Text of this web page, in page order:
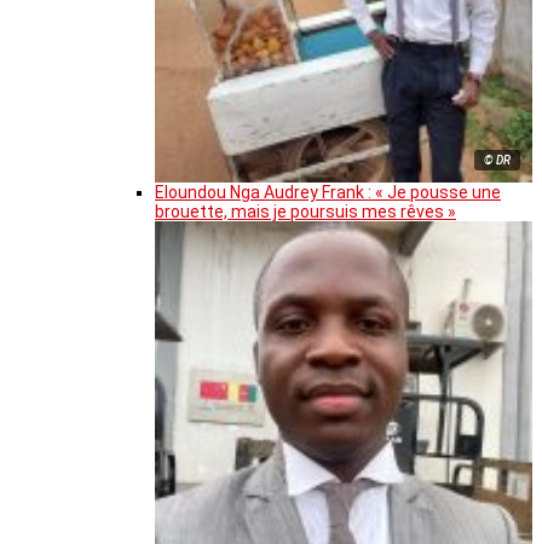
© DR
Eloundou Nga Audrey Frank : « Je pousse une
brouette, mais je poursuis mes rêves »